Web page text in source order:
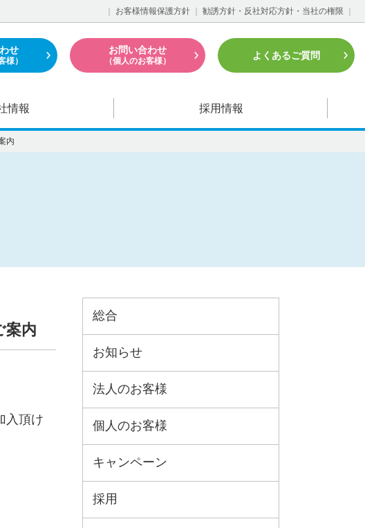
お客様情報保護方針 勧誘方針・反社対応方針・当社の権限
せ
様）
お問い合わせ
（個人のお客様） よくあるご質問
情報 採用情報
内
案内
入頂け
総合
お知らせ
法人のお客様
個人のお客様
キャンペーン
採用